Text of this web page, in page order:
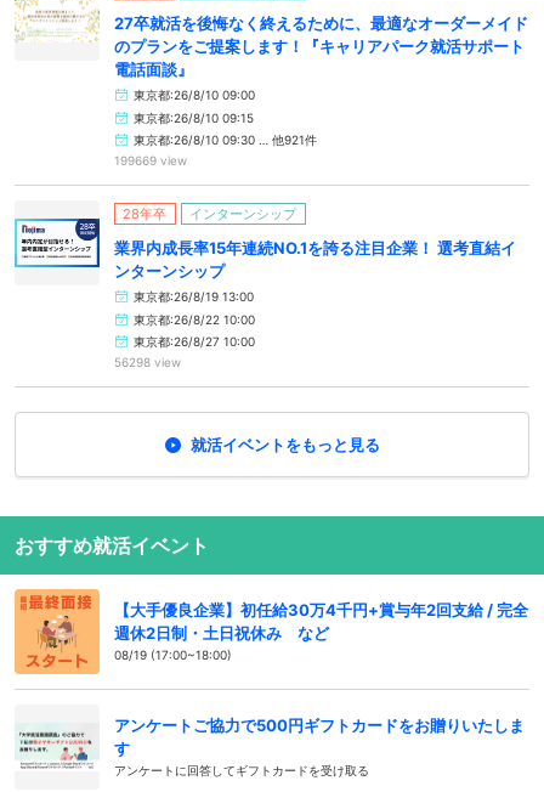
27卒就活を後悔なく終えるために、最適なオーダーメイド
のプランをご提案します！『キャリアパーク就活サポート
電話面談』
東京都:26/8/10 09:00
東京都:26/8/10 09:15
東京都:26/8/10 09:30 … 他921件
199669 view
28年卒 インターンシップ
業界内成長率15年連続NO.1を誇る注目企業！ 選考直結イ
ンターンシップ
東京都:26/8/19 13:00
東京都:26/8/22 10:00
東京都:26/8/27 10:00
56298 view
就活イベントをもっと見る
おすすめ就活イベント
【大手優良企業】初任給30万4千円+賞与年2回支給 / 完全
週休2日制・土日祝休み など
08/19 (17:00~18:00)
アンケートご協力で500円ギフトカードをお贈りいたしま
す
アンケートに回答してギフトカードを受け取る